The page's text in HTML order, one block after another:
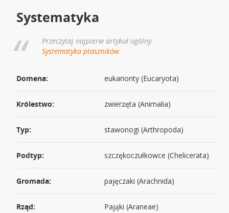
Systematyka
Przeczytaj najpierw artykuł ogólny
Systematyka ptaszników.
Domena: eukarionty (Eucaryota)
Królestwo: zwierzęta (Animalia)
Typ: stawonogi (Arthropoda)
Podtyp: szczękoczułkowce (Chelicerata)
Gromada: pajęczaki (Arachnida)
Rząd: Pająki (Araneae)